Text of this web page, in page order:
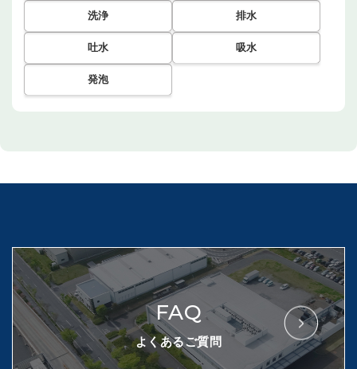
洗浄 排水
吐水 吸水
発泡
FAQ
よくあるご質問